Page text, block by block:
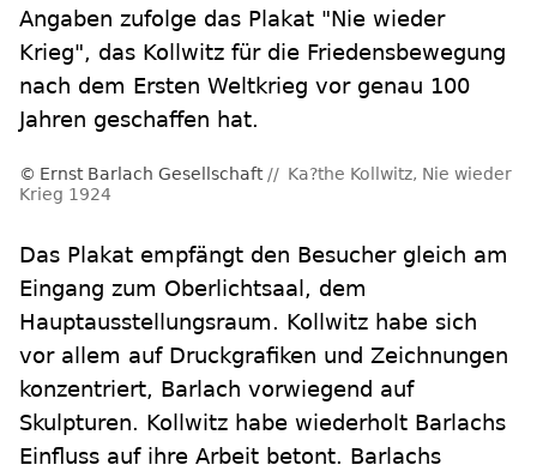
Angaben zufolge das Plakat "Nie wieder
Krieg", das Kollwitz für die Friedensbewegung
nach dem Ersten Weltkrieg vor genau 100
Jahren geschaffen hat.
Ernst Barlach Gesellschaft
Ka?the Kollwitz, Nie wieder
Krieg 1924
Das Plakat empfängt den Besucher gleich am
Eingang zum Oberlichtsaal, dem
Hauptausstellungsraum. Kollwitz habe sich
vor allem auf Druckgrafiken und Zeichnungen
konzentriert, Barlach vorwiegend auf
Skulpturen. Kollwitz habe wiederholt Barlachs
Einfluss auf ihre Arbeit betont. Barlachs